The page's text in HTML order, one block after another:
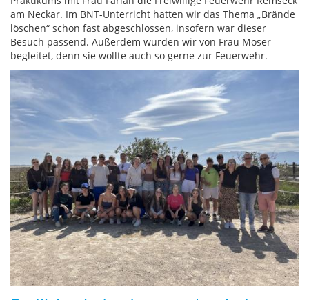
am Neckar. Im BNT-Unterricht hatten wir das Thema „Brände
löschen“ schon fast abgeschlossen, insofern war dieser
Besuch passend. Außerdem wurden wir von Frau Moser
begleitet, denn sie wollte auch so gerne zur Feuerwehr.